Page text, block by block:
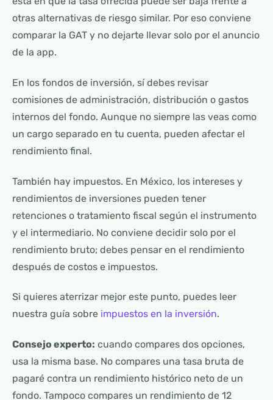
otras alternativas de riesgo similar. Por eso conviene
comparar la GAT y no dejarte llevar solo por el anuncio
de la app.
En los fondos de inversión, sí debes revisar
comisiones de administración, distribución o gastos
internos del fondo. Aunque no siempre las veas como
un cargo separado en tu cuenta, pueden afectar el
rendimiento final.
También hay impuestos. En México, los intereses y
rendimientos de inversiones pueden tener
retenciones o tratamiento fiscal según el instrumento
y el intermediario. No conviene decidir solo por el
rendimiento bruto; debes pensar en el rendimiento
después de costos e impuestos.
Si quieres aterrizar mejor este punto, puedes leer
nuestra guía sobre impuestos en la inversión.
Consejo experto: cuando compares dos opciones,
usa la misma base. No compares una tasa bruta de
pagaré contra un rendimiento histórico neto de un
fondo. Tampoco compares un rendimiento de 12